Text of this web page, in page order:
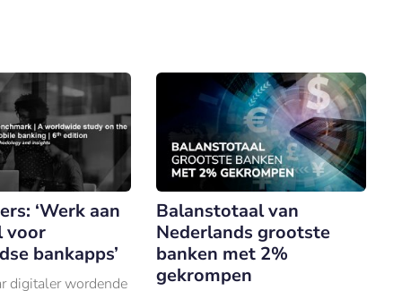
‘Werk aan
voor
bankapps’
digitaler wordende
Balanstotaal van
Nederlands grootste
banken met 2%
gekrompen